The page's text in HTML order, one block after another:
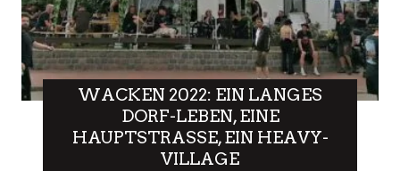
WACKEN 2022: EIN LANGES
DORF-LEBEN, EINE
HAUPTSTRASSE, EIN HEAVY-V
ILLAGE